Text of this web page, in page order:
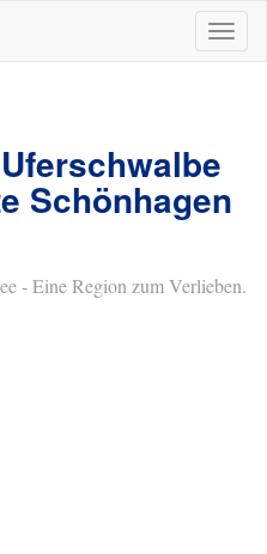
ein-/
Schönhagen
- Eine Region zum Verlieben.